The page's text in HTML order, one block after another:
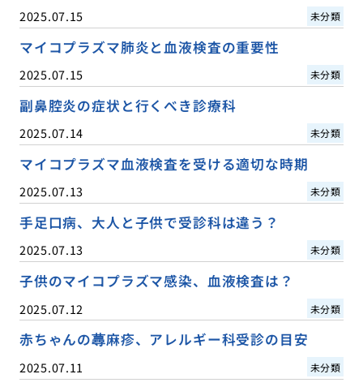
2025.07.15 未分類
マイコプラズマ肺炎と血液検査の重要性
2025.07.15 未分類
副鼻腔炎の症状と行くべき診療科
2025.07.14 未分類
マイコプラズマ血液検査を受ける適切な時期
2025.07.13 未分類
手足口病、大人と子供で受診科は違う？
2025.07.13 未分類
子供のマイコプラズマ感染、血液検査は？
2025.07.12 未分類
赤ちゃんの蕁麻疹、アレルギー科受診の目安
2025.07.11 未分類